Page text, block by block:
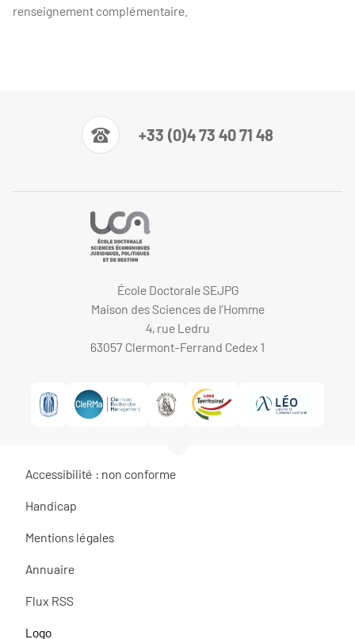
renseignement complémentaire.
+33 (0)4 73 40 71 48
École Doctorale SEJPG
Maison des Sciences de l’Homme
4, rue Ledru
63057 Clermont-Ferrand Cedex 1
Accessibilité : non conforme
Handicap
Mentions légales
Annuaire
Flux RSS
Logo